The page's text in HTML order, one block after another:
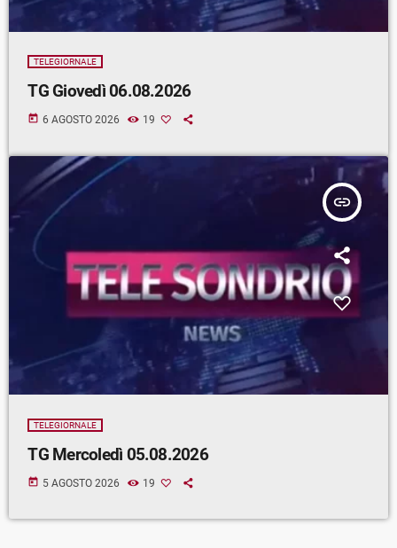
TELEGIORNALE
TG Giovedì 06.08.2026
today 6 AGOSTO 2026 19
insert_link
TELEGIORNALE
TG Mercoledì 05.08.2026
today 5 AGOSTO 2026 19